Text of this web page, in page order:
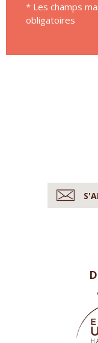
* Les champs
obligatoires